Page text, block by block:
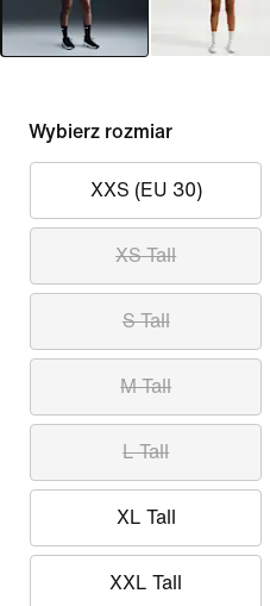
Wybierz rozmiar
XXS (EU 30)
XS Tall
S Tall
M Tall
L Tall
XL Tall
XXL Tall